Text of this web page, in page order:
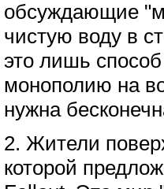
обсуждающие
чистую воду в
это лишь
монополию на
нужна
2. Жители
которой